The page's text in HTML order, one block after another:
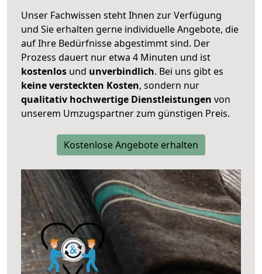
Unser Fachwissen steht Ihnen zur Verfügung
und Sie erhalten gerne individuelle Angebote, die
auf Ihre Bedürfnisse abgestimmt sind. Der
Prozess dauert nur etwa 4 Minuten und ist
kostenlos und unverbindlich. Bei uns gibt es
keine versteckten Kosten, sondern nur
qualitativ hochwertige Dienstleistungen von
unserem Umzugspartner zum günstigen Preis.
Kostenlose Angebote erhalten